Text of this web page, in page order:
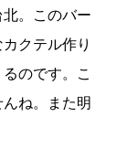
。このバー
クテル作り
のです。こ
ね。また明